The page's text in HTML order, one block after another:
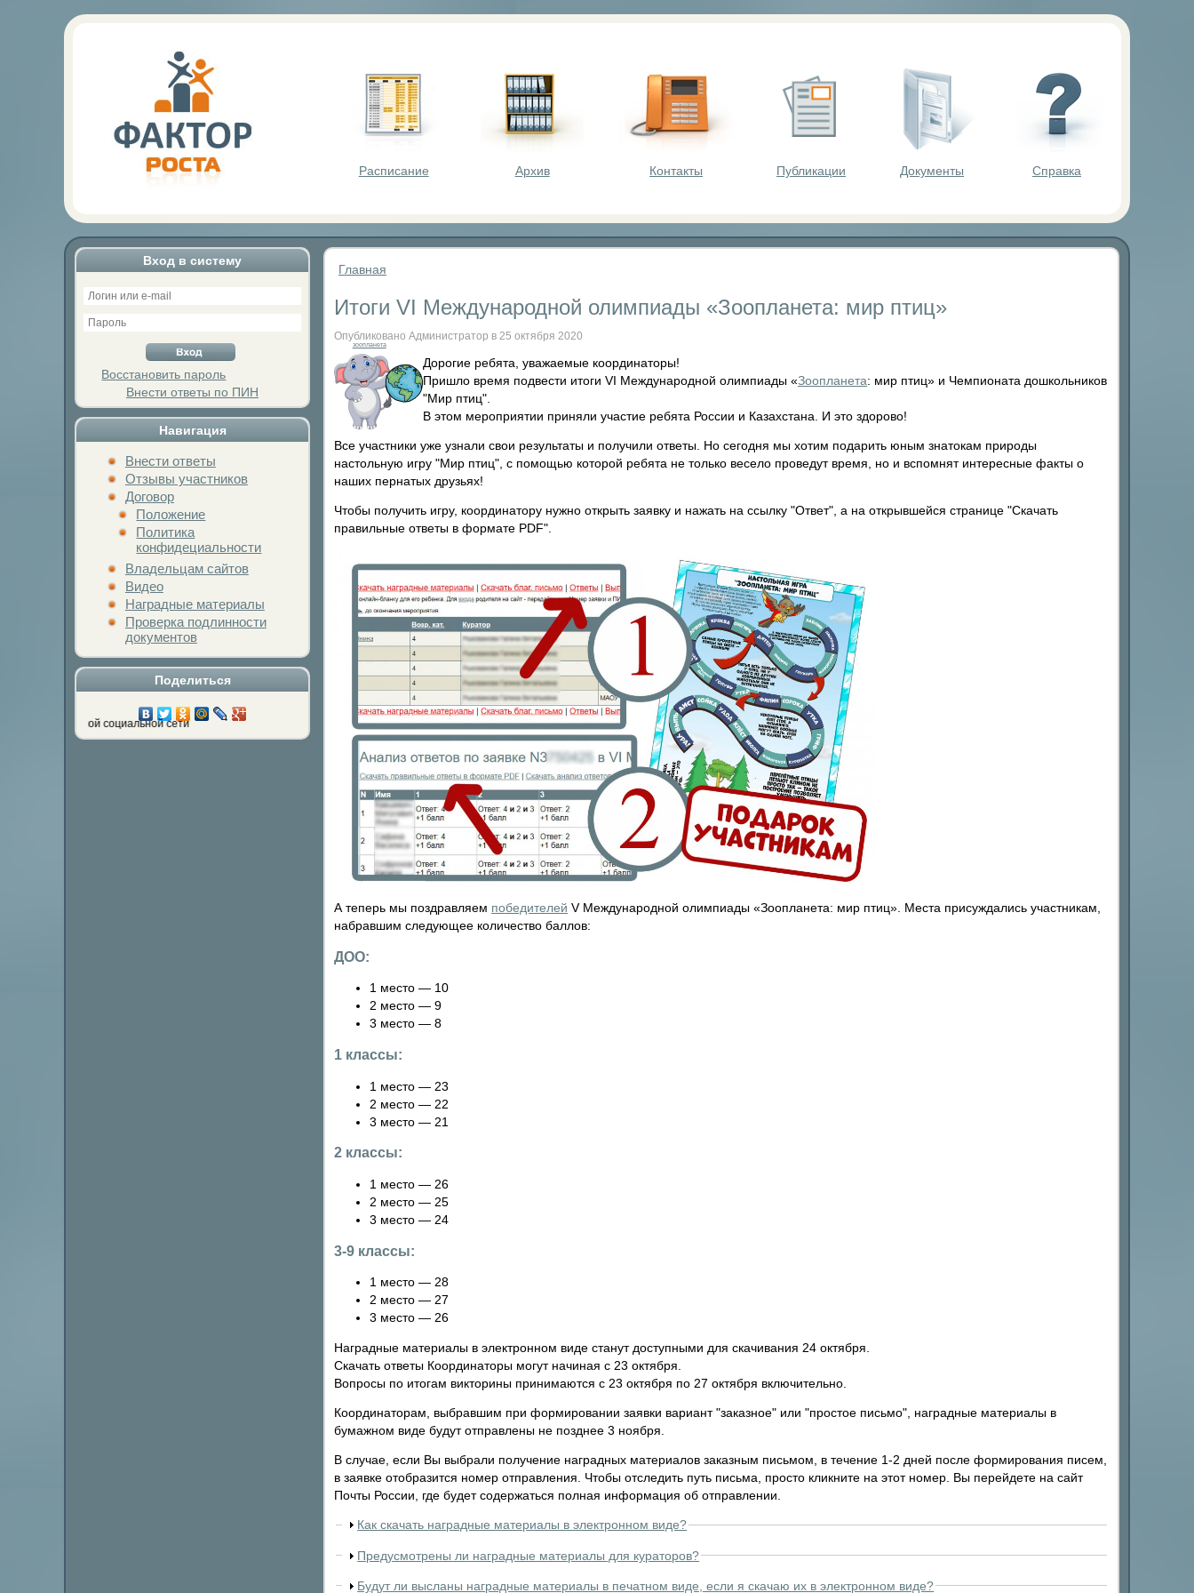
Расписание Архив Контакты Публикации Документы Справка
Вход в систему
Восстановить пароль
Внести ответы по ПИН
Навигация
Внести ответы
Отзывы участников
Договор
Положение
Политика
конфидециальности
Владельцам сайтов
Видео
Наградные материалы
Проверка подлинности
документов
Поделиться
любимой социальной сети
Главная
Итоги VI Международной олимпиады «Зоопланета: мир птиц»
Опубликовано Администратор в 25 октября 2020
зоопланета
Дорогие ребята, уважаемые координаторы!
Пришло время подвести итоги VI Международной олимпиады «Зоопланета: мир птиц» и Чемпионата дошкольников
"Мир птиц".
В этом мероприятии приняли участие ребята России и Казахстана. И это здорово!
Все участники уже узнали свои результаты и получили ответы. Но сегодня мы хотим подарить юным знатокам природы
настольную игру "Мир птиц", с помощью которой ребята не только весело проведут время, но и вспомнят интересные факты о
наших пернатых друзьях!
Чтобы получить игру, координатору нужно открыть заявку и нажать на ссылку "Ответ", а на открывшейся странице "Скачать
правильные ответы в формате PDF".
А теперь мы поздравляем победителей V Международной олимпиады «Зоопланета: мир птиц». Места присуждались участникам,
набравшим следующее количество баллов:
ДОО:
1 место — 10
2 место — 9
3 место — 8
1 классы:
1 место — 23
2 место — 22
3 место — 21
2 классы:
1 место — 26
2 место — 25
3 место — 24
3-9 классы:
1 место — 28
2 место — 27
3 место — 26
Наградные материалы в электронном виде станут доступными для скачивания 24 октября.
Скачать ответы Координаторы могут начиная с 23 октября.
Вопросы по итогам викторины принимаются с 23 октября по 27 октября включительно.
Координаторам, выбравшим при формировании заявки вариант "заказное" или "простое письмо", наградные материалы в
бумажном виде будут отправлены не позднее 3 ноября.
В случае, если Вы выбрали получение наградных материалов заказным письмом, в течение 1-2 дней после формирования писем,
в заявке отобразится номер отправления. Чтобы отследить путь письма, просто кликните на этот номер. Вы перейдете на сайт
Почты России, где будет содержаться полная информация об отправлении.
Как скачать наградные материалы в электронном виде?
Предусмотрены ли наградные материалы для кураторов?
Будут ли высланы наградные материалы в печатном виде, если я скачаю их в электронном виде?